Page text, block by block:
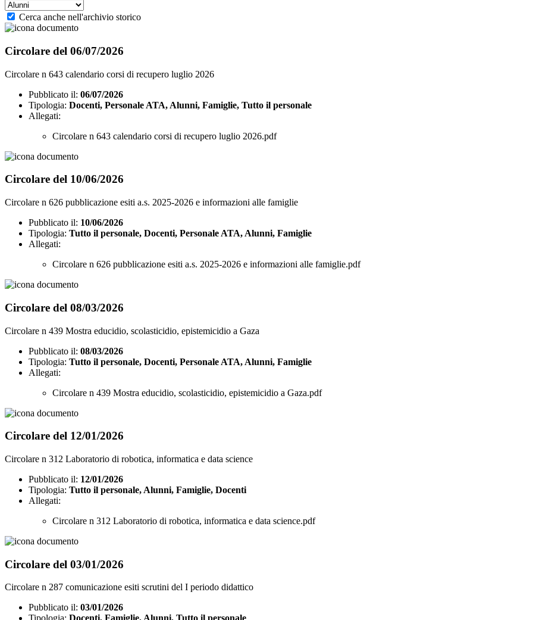
Cerca anche nell'archivio storico
Circolare del 06/07/2026
Circolare n 643 calendario corsi di recupero luglio 2026
Pubblicato il: 06/07/2026
Tipologia: Docenti, Personale ATA, Alunni, Famiglie, Tutto il personale
Allegati:
Circolare n 643 calendario corsi di recupero luglio 2026.pdf
Circolare del 10/06/2026
Circolare n 626 pubblicazione esiti a.s. 2025-2026 e informazioni alle famiglie
Pubblicato il: 10/06/2026
Tipologia: Tutto il personale, Docenti, Personale ATA, Alunni, Famiglie
Allegati:
Circolare n 626 pubblicazione esiti a.s. 2025-2026 e informazioni alle famiglie.pdf
Circolare del 08/03/2026
Circolare n 439 Mostra educidio, scolasticidio, epistemicidio a Gaza
Pubblicato il: 08/03/2026
Tipologia: Tutto il personale, Docenti, Personale ATA, Alunni, Famiglie
Allegati:
Circolare n 439 Mostra educidio, scolasticidio, epistemicidio a Gaza.pdf
Circolare del 12/01/2026
Circolare n 312 Laboratorio di robotica, informatica e data science
Pubblicato il: 12/01/2026
Tipologia: Tutto il personale, Alunni, Famiglie, Docenti
Allegati:
Circolare n 312 Laboratorio di robotica, informatica e data science.pdf
Circolare del 03/01/2026
Circolare n 287 comunicazione esiti scrutini del I periodo didattico
Pubblicato il: 03/01/2026